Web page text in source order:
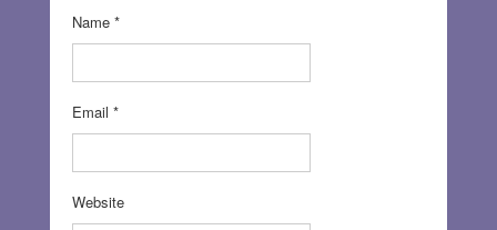
Name *
Email *
Website